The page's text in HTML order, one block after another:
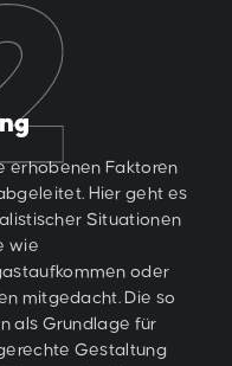
erhobenen Faktoren
Hier geht es
Situationen
wie
oder
mitgedacht. Die so
als Grundlage für
Gestaltung